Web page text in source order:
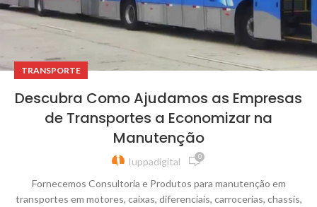
TRANSPORTE
Descubra Como Ajudamos as Empresas
de Transportes a Economizar na
Manutenção
Iuppadigital 0
Fornecemos Consultoria e Produtos para manutenção em
transportes em motores, caixas, diferenciais, carrocerias, chassis,